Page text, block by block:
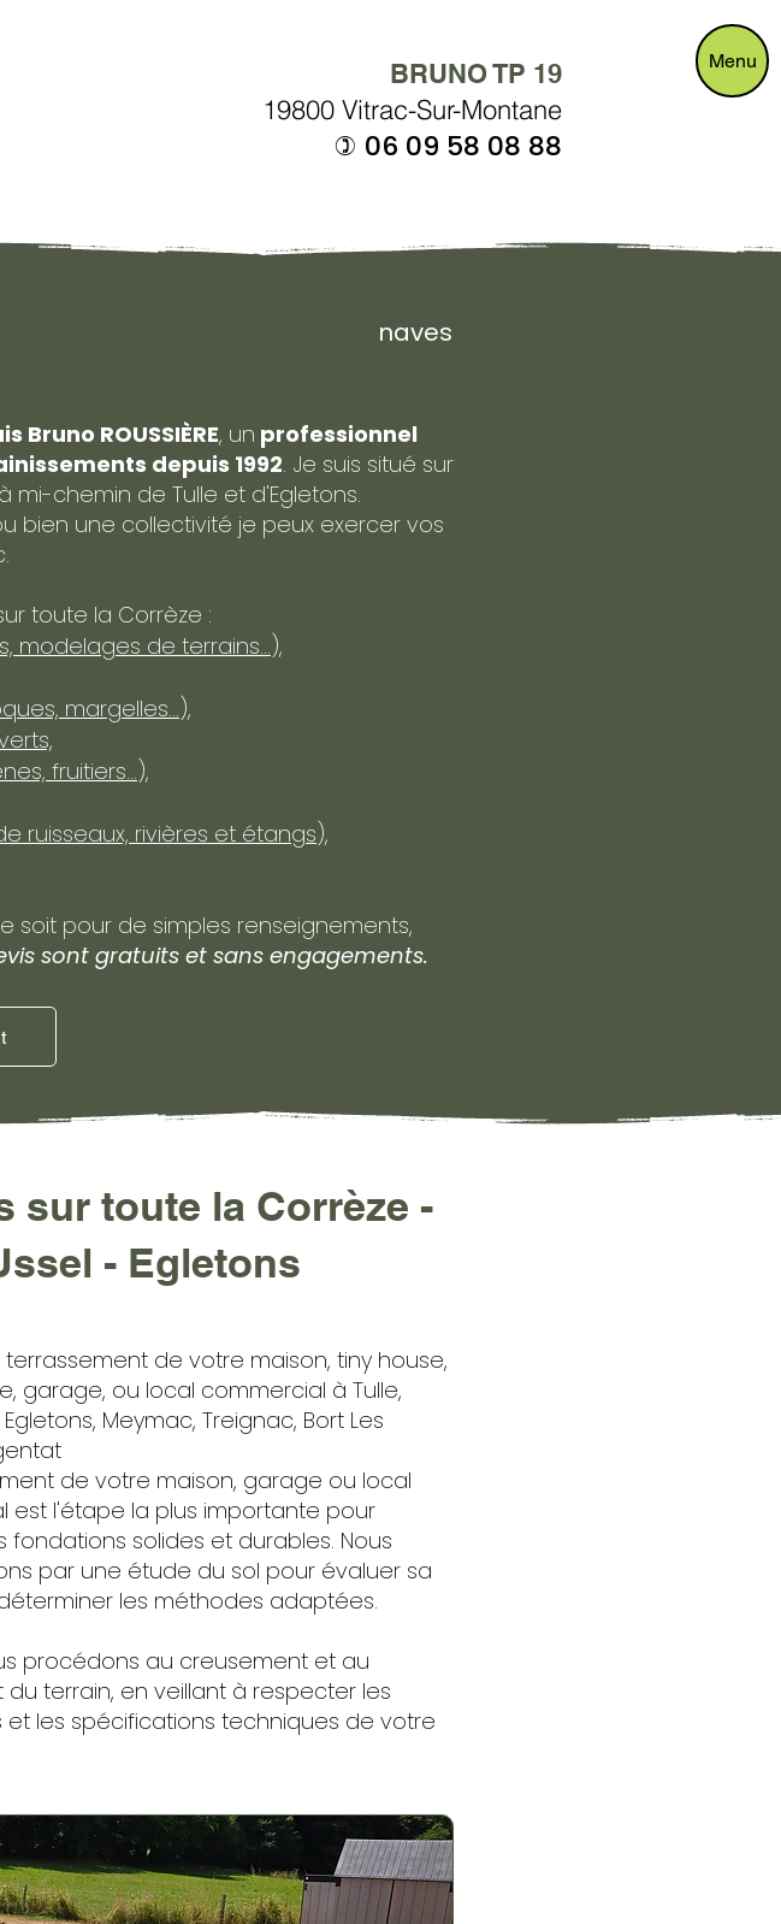
Menu
BRUNO TP 19
19800 Vitrac-Sur-Montane
) 06 09 58 08 88
naves
Bruno ROUSSIÈRE, un professionnel
depuis 1992. Je suis situé sur
mi-chemin de Tulle et d'Egletons.
bien une collectivité je peux exercer vos
toute la Corrèze :
modelages de terrains...),
margelles...),
fruitiers...),
ruisseaux, rivières et étangs),
soit pour de simples renseignements,
sont gratuits et sans engagements.
sur toute la Corrèze -
- Egletons
de votre maison, tiny house,
garage, ou local commercial à Tulle,
Egletons, Meymac, Treignac, Bort Les
de votre maison, garage ou local
est l'étape la plus importante pour
fondations solides et durables. Nous
par une étude du sol pour évaluer sa
les méthodes adaptées.
procédons au creusement et au
du terrain, en veillant à respecter les
et les spécifications techniques de votre